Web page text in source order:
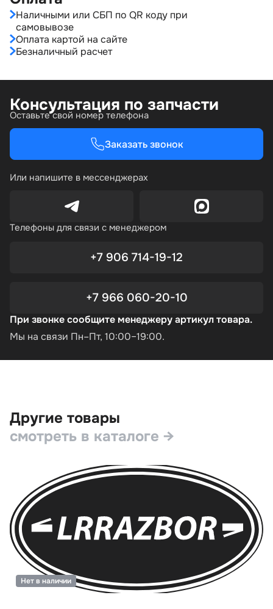
Наличными или СБП по QR коду при
самовывозе
Оплата картой на сайте
Безналичный расчет
Консультация по запчасти
Оставьте свой номер телефона
Заказать звонок
Или напишите в мессенджерах
Телефоны для связи с менеджером
+7 906 714-19-12
+7 966 060-20-10
При звонке сообщите менеджеру артикул товара.
Мы на связи Пн–Пт, 10:00–19:00.
Другие товары
смотреть в каталоге →
Нет в наличии